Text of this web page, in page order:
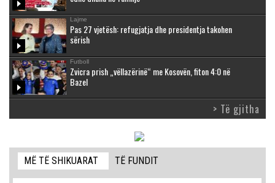
Lajme
Pas 27 vjetësh: refugjatja dhe presidentja takohen
sërish
Futboll
Zvicra prish „vëllazërinë“ me Kosovën, fiton 4:0 në
Bazel
> Të gjitha
MË TË SHIKUARAT TË FUNDIT